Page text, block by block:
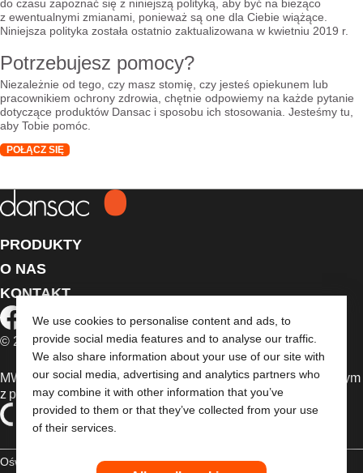
We use cookies to personalise content and ads, to
provide social media features and to analyse our traffic.
We also share information about your use of our site with
our social media, advertising and analytics partners who
may combine it with other information that you’ve
provided to them or that they’ve collected from your use
of their services.
do czasu zapoznać się z niniejszą polityką, aby być na bieżąco
z ewentualnymi zmianami, ponieważ są one dla Ciebie wiążące.
Niniejsza polityka została ostatnio zaktualizowana w kwietniu 2019 r.
Potrzebujesz pomocy?
Niezależnie od tego, czy masz stomię, czy jesteś opiekunem lub
pracownikiem ochrony zdrowia, chętnie odpowiemy na każde pytanie
dotyczące produktów Dansac i sposobu ich stosowania. Jesteśmy tu,
aby Tobie pomóc.
POŁĄCZ SIĘ
PRODUKTY
O NAS
KONTAKT
© 2026 Dansac A/S. Wszelkie prawa zastrzeżone.
MWyroby medyczne sprzedawane w UE są oznaczone jednym
z poniższych symboli, zależnie od okoliczności
Oświadczenie dotyczące praw autorskich Polityka prywatności